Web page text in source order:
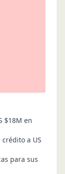
$18M en
a US
para sus